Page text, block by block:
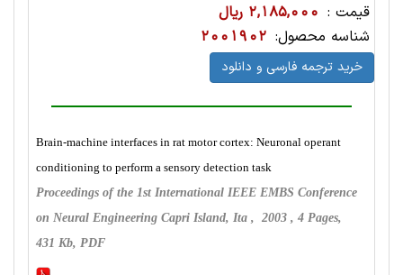
قیمت : 2,185,000 ریال
شناسه محصول: 2001902
خرید ترجمه فارسی و دانلود
Brain-machine interfaces in rat motor cortex: Neuronal operant
conditioning to perform a sensory detection task
Proceedings of the 1st International IEEE EMBS Conference
on Neural Engineering Capri Island, Ita , 2003 , 4 Pages,
431 Kb, PDF